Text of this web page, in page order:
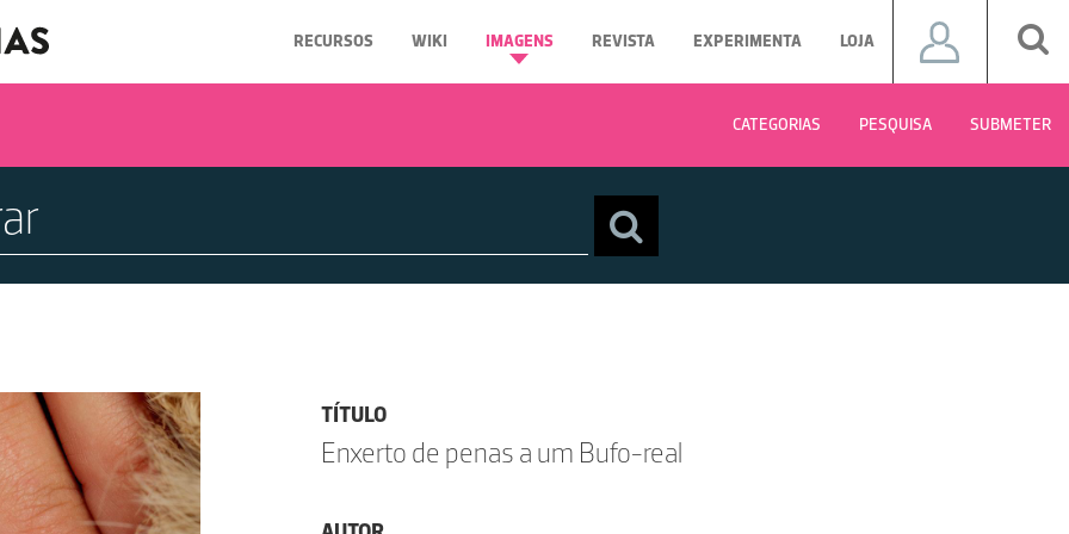
RECURSOS WIKI IMAGENS REVISTA EXPERIMENTA LOJA
CATEGORIAS PESQUISA SUBMETER
TÍTULO
Enxerto de penas a um Bufo-real